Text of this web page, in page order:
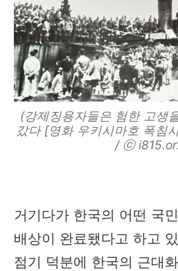
(강제징용자들은 험한 고생
갔다 [영화 우키시마호 폭침
/ ⓒ
거기다가 한국의 어떤 국
배상이 완료됐다고 하고
점기 덕분에 한국의 근대